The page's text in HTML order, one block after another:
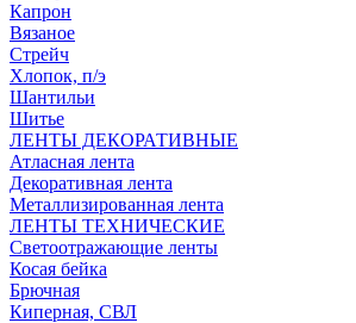
Капрон
Вязаное
Стрейч
Хлопок, п/э
Шантильи
Шитье
ЛЕНТЫ ДЕКОРАТИВНЫЕ
Атласная лента
Декоративная лента
Металлизированная лента
ЛЕНТЫ ТЕХНИЧЕСКИЕ
Светоотражающие ленты
Косая бейка
Брючная
Киперная, СВЛ